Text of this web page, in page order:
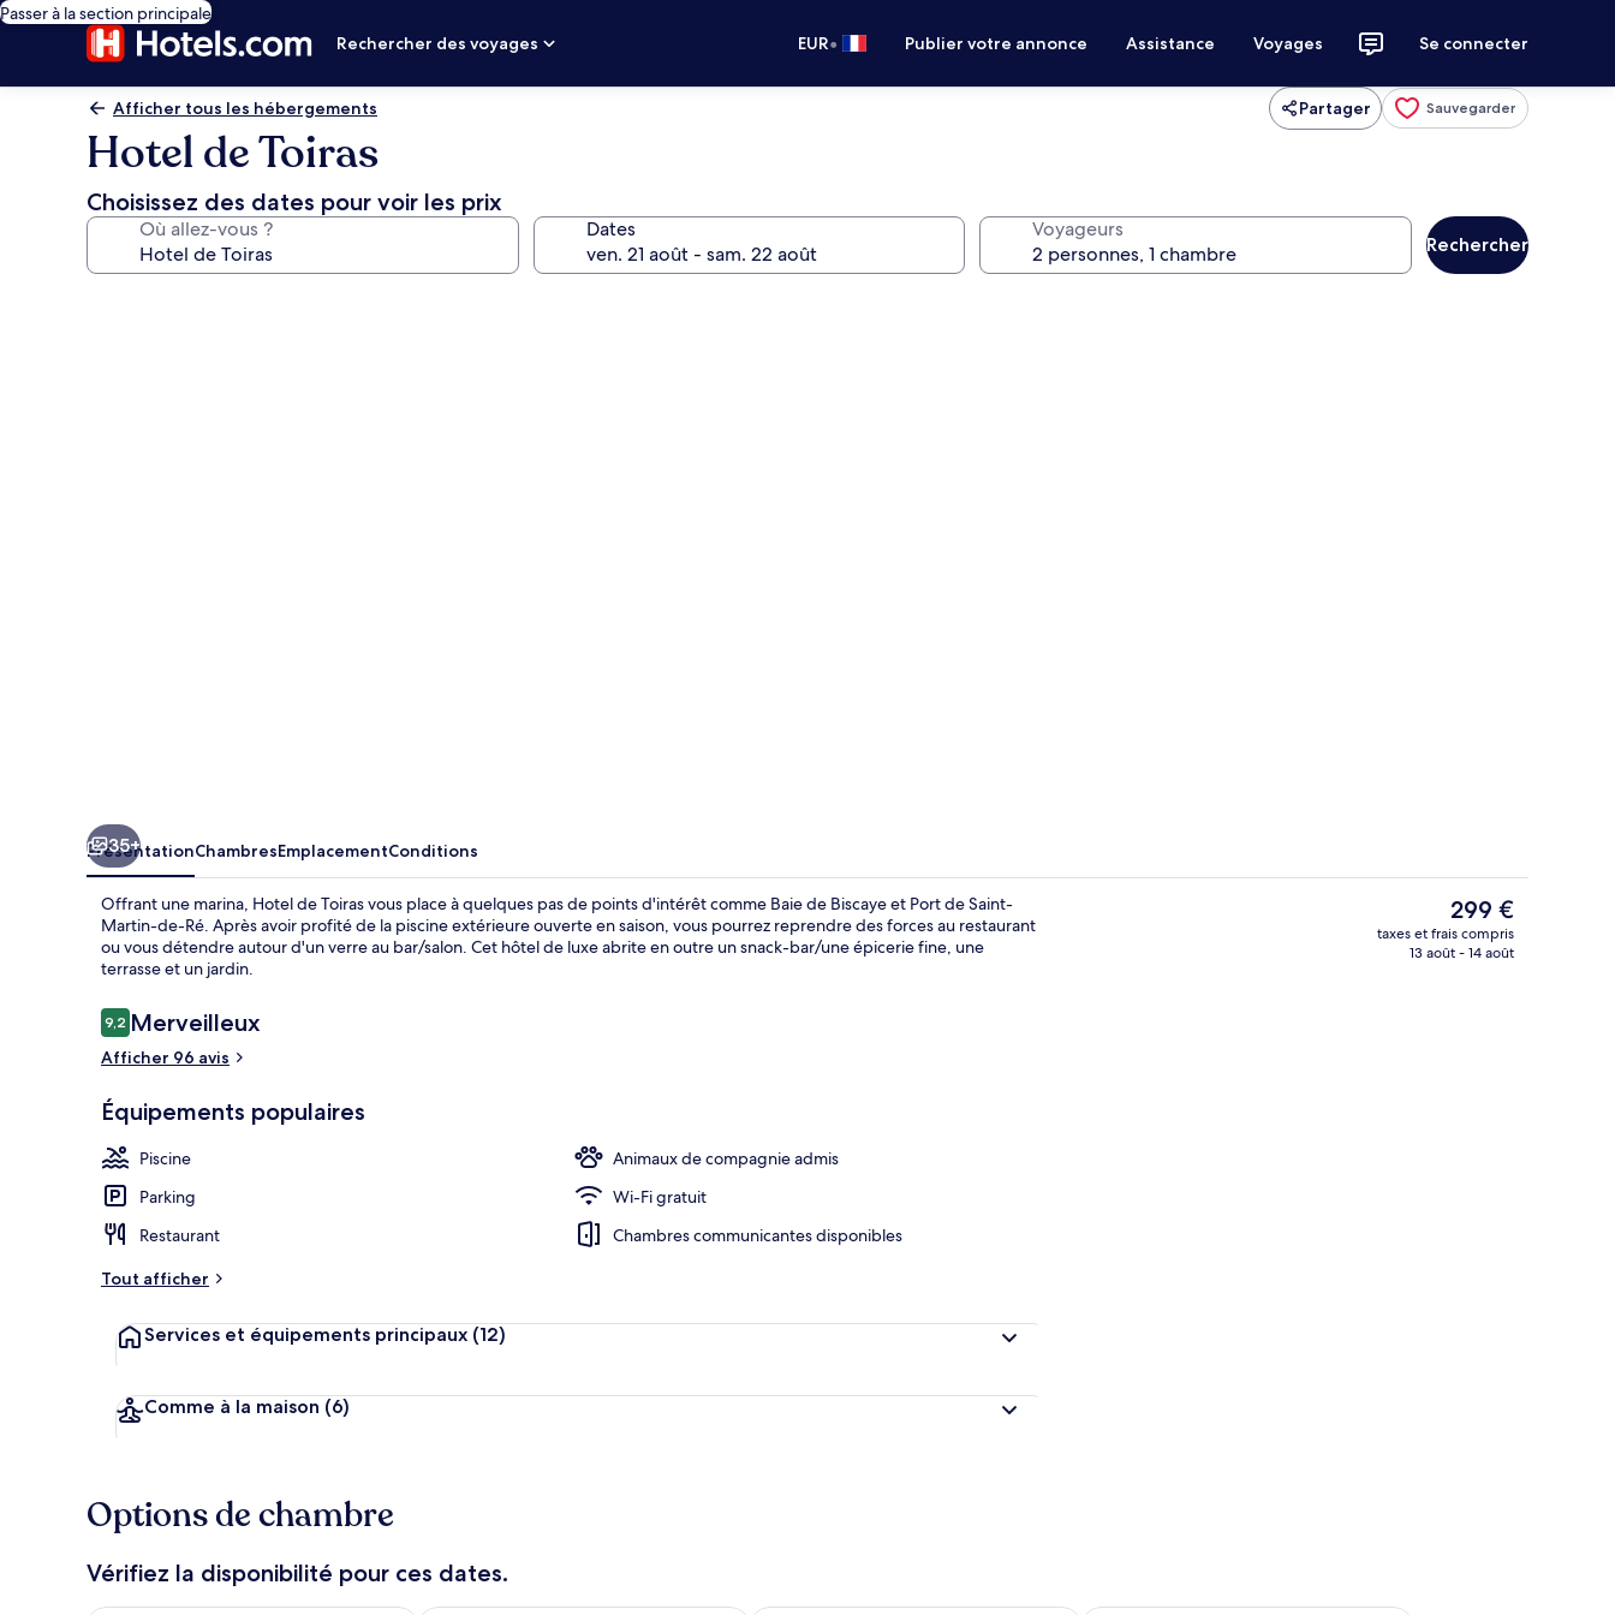
Passer à la section principale
Rechercher des voyages
EUR• Publier votre annonce Assistance Voyages Se connecter
Afficher tous les hébergements Partager Sauvegarder
Hotel de Toiras
Choisissez des dates pour voir les prix
Où allez-vous ? Dates Voyageurs
Rechercher
35+
PrésentationChambresEmplacementConditions
Offrant une marina, Hotel de Toiras vous place à quelques pas de points d'intérêt comme Baie de Biscaye et Port de Saint-
Martin-de-Ré. Après avoir profité de la piscine extérieure ouverte en saison, vous pourrez reprendre des forces au restaurant
ou vous détendre autour d'un verre au bar/salon. Cet hôtel de luxe abrite en outre un snack-bar/une épicerie fine, une
terrasse et un jardin.
Avis
voyageurs
9,29,2 sur 10
Merveilleux
Afficher 96 avis
Équipements populaires
Piscine
Animaux de compagnie admis
Parking
Wi-Fi gratuit
Restaurant
Chambres communicantes disponibles
Tout afficher
Services et équipements principaux (12)
Comme à la maison (6)
Le
prix
actuel
299 €
taxes et frais compris
13 août - 14 août
Options de chambre
Vérifiez la disponibilité pour ces dates.